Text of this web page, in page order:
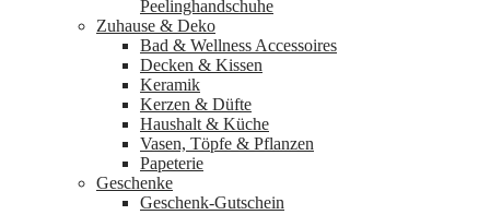
Peelinghandschuhe
Zuhause & Deko
Bad & Wellness Accessoires
Decken & Kissen
Keramik
Kerzen & Düfte
Haushalt & Küche
Vasen, Töpfe & Pflanzen
Papeterie
Geschenke
Geschenk-Gutschein